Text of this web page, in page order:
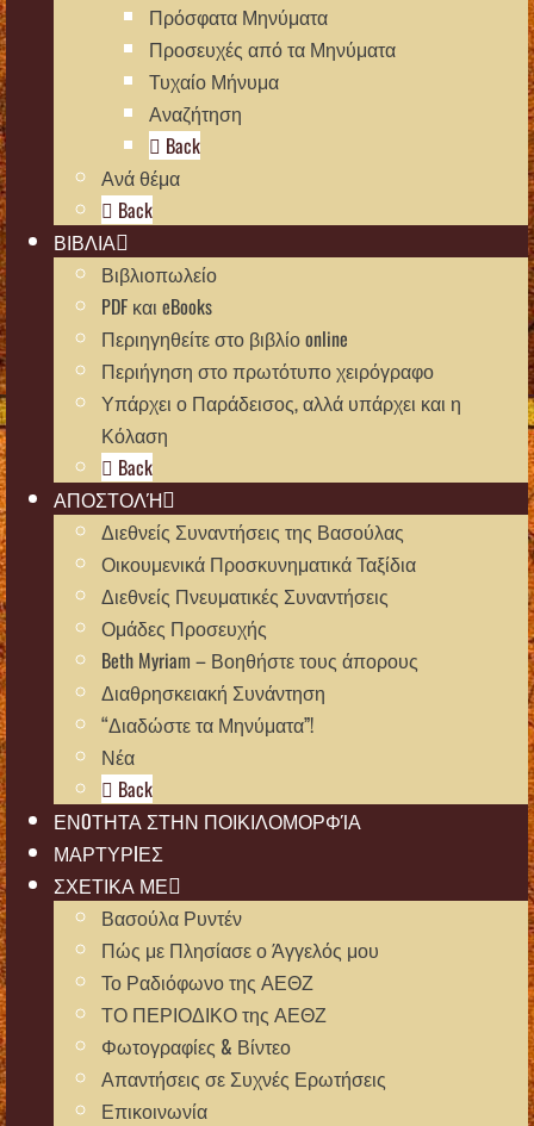
Πρόσφατα Μηνύματα
Προσευχές από τα Μηνύματα
Τυχαίο Μήνυμα
Αναζήτηση
Back
Ανά θέμα
Back
ΒΙΒΛΙΑ
Βιβλιοπωλείο
PDF και eBooks
Περιηγηθείτε στο βιβλίο online
Περιήγηση στο πρωτότυπο χειρόγραφο
Υπάρχει ο Παράδεισος, αλλά υπάρχει και η
Κόλαση
Back
ΑΠΟΣΤΟΛΉ
Διεθνείς Συναντήσεις της Βασούλας
Οικουμενικά Προσκυνηματικά Ταξίδια
Διεθνείς Πνευματικές Συναντήσεις
Ομάδες Προσευχής
Beth Myriam – Βοηθήστε τους άπορους
Διαθρησκειακή Συνάντηση
“Διαδώστε τα Μηνύματα”!
Νέα
Back
ΕΝOΤΗΤΑ ΣΤΗΝ ΠΟΙΚΙΛΟΜΟΡΦΊΑ
ΜΑΡΤΥΡIΕΣ
ΣΧΕΤΙΚΑ ΜΕ
Βασούλα Ρυντέν
Πώς με Πλησίασε ο Άγγελός μου
Το Ραδιόφωνο της ΑΕΘΖ
ΤΟ ΠΕΡΙΟΔΙΚΟ της ΑΕΘΖ
Φωτογραφίες & Βίντεο
Απαντήσεις σε Συχνές Ερωτήσεις
Επικοινωνία